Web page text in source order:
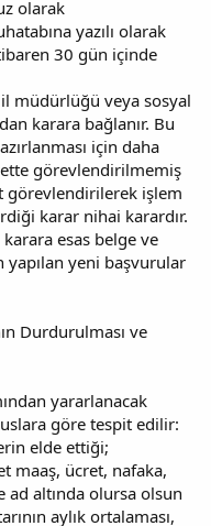
olarak
yazılı olarak
30 gün içinde
müdürlüğü veya sosyal
karara bağlanır. Bu
için daha
görevlendirilmemiş
görevlendirilerek işlem
karar nihai karardır.
esas belge ve
yapılan yeni başvurular
Durdurulması ve
yararlanacak
göre tespit edilir:
elde ettiği;
maaş, ücret, nafaka,
ad altında olursa olsun
aylık ortalaması,